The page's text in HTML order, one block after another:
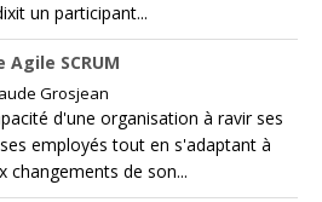
un participant...
Agile SCRUM
Grosjean
d'une organisation à ravir ses
employés tout en s'adaptant à
changements de son...